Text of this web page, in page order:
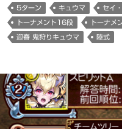
5ターン キュウマ セイ
トーナメント16段 トーナメ
迎春 鬼狩りキュウマ 陸式